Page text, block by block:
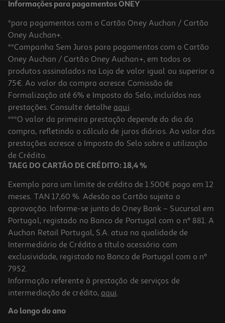
Informações para pagamentos ONEY
*para pagamentos com o Cartão Oney Auchan / Cartão
Oney Auchan+.
**Campanha Sem Juros para pagamentos com o Cartão
Oney Auchan / Cartão Oney Auchan+, em todos os
produtos assinalados na Loja de valor igual ou superior a
75€. Ao valor da compra acresce Comissão de
Formalização até 6% e Imposto do Selo, incluídos nas
prestações. Consulte detalhe aqui.
***O valor da primeira prestação depende do dia da
compra, refletindo o cálculo de juros diários. Ao valor das
prestações acresce o Imposto do Selo sobre a utilização
de Crédito.
TAEG DO CARTÃO DE CRÉDITO: 18,4 %
Exemplo para um limite de crédito de 1.500€ pago em 12
meses. TAN 17,60 %. Adesão ao Cartão sujeita a
aprovação. Informe-se junto do Oney Bank – Sucursal em
Portugal, registado no Banco de Portugal com o nº 881. A
Auchan Retail Portugal, S.A. atua na qualidade de
Intermediário de Crédito a título acessório com
exclusividade, registado no Banco de Portugal com o nº
7952.
Informação referente à prestação de serviços de
intermediação de crédito, aqui.
Ao longo do ano